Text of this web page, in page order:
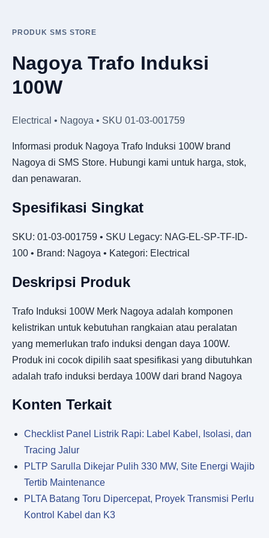
PRODUK SMS STORE
Nagoya Trafo Induksi
100W
Electrical • Nagoya • SKU 01-03-001759
Informasi produk Nagoya Trafo Induksi 100W brand
Nagoya di SMS Store. Hubungi kami untuk harga, stok,
dan penawaran.
Spesifikasi Singkat
SKU: 01-03-001759 • SKU Legacy: NAG-EL-SP-TF-ID-
100 • Brand: Nagoya • Kategori: Electrical
Deskripsi Produk
Trafo Induksi 100W Merk Nagoya adalah komponen
kelistrikan untuk kebutuhan rangkaian atau peralatan
yang memerlukan trafo induksi dengan daya 100W.
Produk ini cocok dipilih saat spesifikasi yang dibutuhkan
adalah trafo induksi berdaya 100W dari brand Nagoya
Konten Terkait
Checklist Panel Listrik Rapi: Label Kabel, Isolasi, dan
Tracing Jalur
PLTP Sarulla Dikejar Pulih 330 MW, Site Energi Wajib
Tertib Maintenance
PLTA Batang Toru Dipercepat, Proyek Transmisi Perlu
Kontrol Kabel dan K3